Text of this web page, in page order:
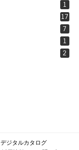
1
17
7
1
2
デジタルカタログ